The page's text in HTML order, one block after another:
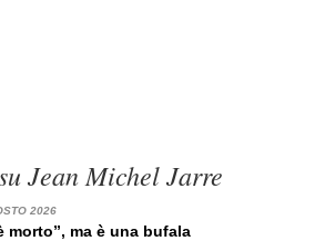
Jean Michel Jarre
2026
morto”, ma è una bufala